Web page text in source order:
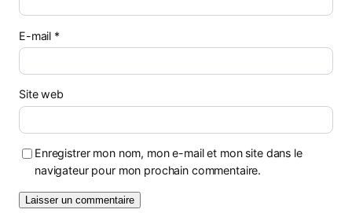
E-mail *
Site web
Enregistrer mon nom, mon e-mail et mon site dans le
navigateur pour mon prochain commentaire.